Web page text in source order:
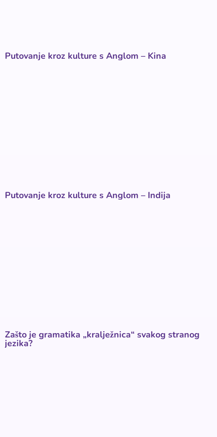
Putovanje kroz kulture s Anglom – Kina
Putovanje kroz kulture s Anglom – Indija
Zašto je gramatika „kralježnica“ svakog stranog
jezika?